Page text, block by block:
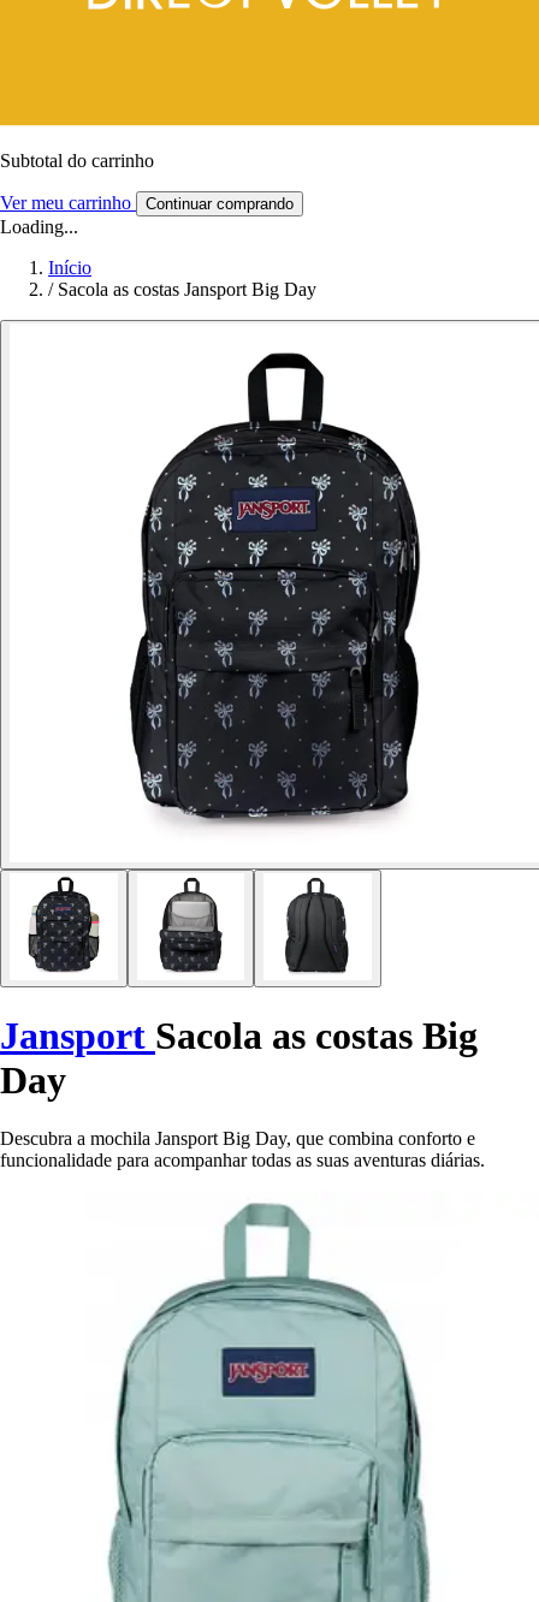
Subtotal do carrinho
Ver meu carrinho Continuar comprando
Loading...
Início
/ Sacola as costas Jansport Big Day
Jansport Sacola as costas Big
Day
Descubra a mochila Jansport Big Day, que combina conforto e
funcionalidade para acompanhar todas as suas aventuras diárias.